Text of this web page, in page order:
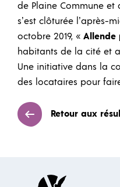
de Plaine Commune et
s’est clôturée l’après-
octobre 2019, « Allende
habitants de la cité et
Une initiative dans la
des locataires pour
Retour aux